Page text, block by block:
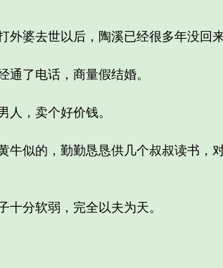
婆去世以后，陶溪已经很多年没回
了电话，商量假结婚。
，卖个好价钱。
似的，勤勤恳恳供几个叔叔读书，
分软弱，完全以夫为天。